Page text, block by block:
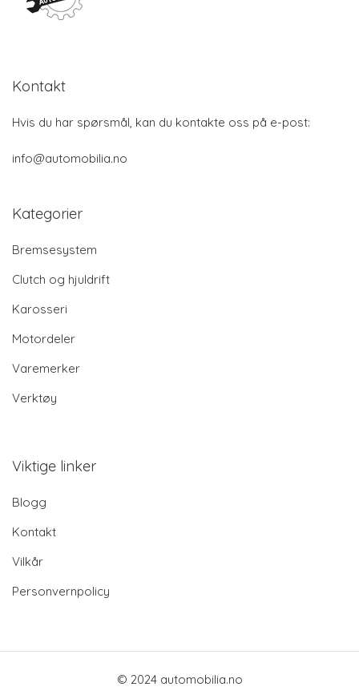
Kontakt
Hvis du har spørsmål, kan du kontakte oss på e-post:
info@automobilia.no
Kategorier
Bremsesystem
Clutch og hjuldrift
Karosseri
Motordeler
Varemerker
Verktøy
Viktige linker
Blogg
Kontakt
Vilkår
Personvernpolicy
© 2024 automobilia.no